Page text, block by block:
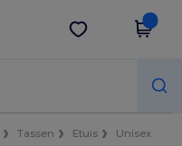
Download app
Tassen Etuis
Unisex